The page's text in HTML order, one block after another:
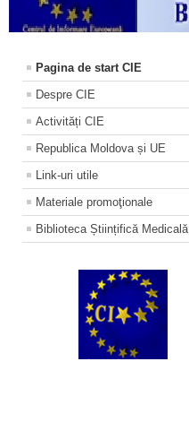
Pagina de start CIE
Despre CIE
Activități CIE
Republica Moldova și UE
Link-uri utile
Materiale promoţionale
Biblioteca Științifică Medicală